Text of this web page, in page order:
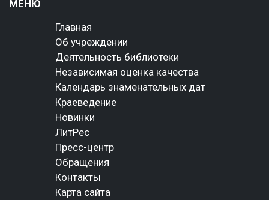
МЕНЮ
Главная
Об учреждении
Деятельность библиотеки
Независимая оценка качества
Календарь знаменательных дат
Краеведение
Новинки
ЛитРес
Пресс-центр
Обращения
Контакты
Карта сайта